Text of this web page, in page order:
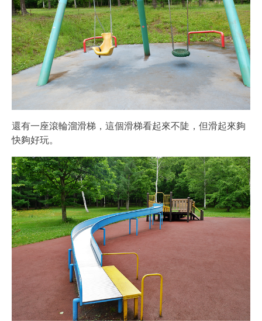
還有一座滾輪溜滑梯，這個滑梯看起來不陡，但滑起來夠
快夠好玩。